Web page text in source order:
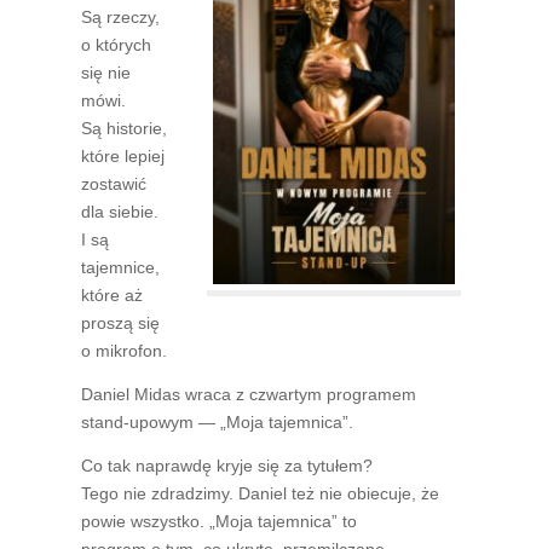
Są rzeczy,
o których
się nie
mówi.
Są historie,
które lepiej
zostawić
dla siebie.
I są
tajemnice,
które aż
proszą się
o mikrofon.
Daniel Midas wraca z czwartym programem
stand-upowym — „Moja tajemnica”.
Co tak naprawdę kryje się za tytułem?
Tego nie zdradzimy. Daniel też nie obiecuje, że
powie wszystko. „Moja tajemnica” to